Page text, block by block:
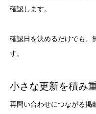
確認します。
確認日を決めるだけでも、
す。
小さな更新を積み
再問い合わせにつながる掲